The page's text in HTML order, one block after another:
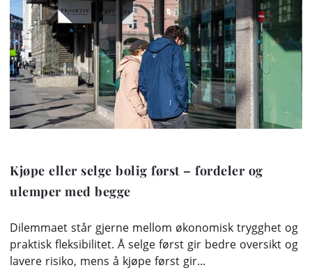
Kjøpe eller selge bolig først – fordeler og
ulemper med begge
Dilemmaet står gjerne mellom økonomisk trygghet og
praktisk fleksibilitet. Å selge først gir bedre oversikt og
lavere risiko, mens å kjøpe først gir...